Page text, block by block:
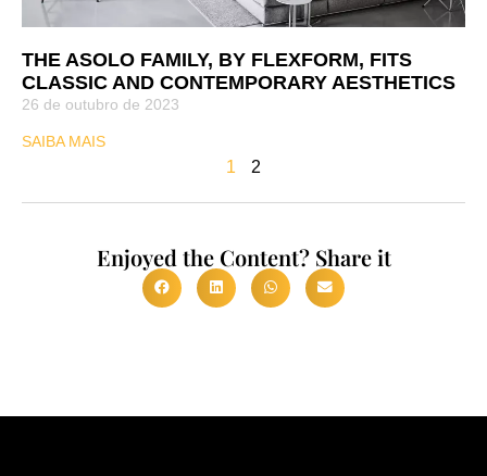
THE ASOLO FAMILY, BY FLEXFORM, FITS
CLASSIC AND CONTEMPORARY AESTHETICS
26 de outubro de 2023
SAIBA MAIS
1 2
Enjoyed the Content? Share it